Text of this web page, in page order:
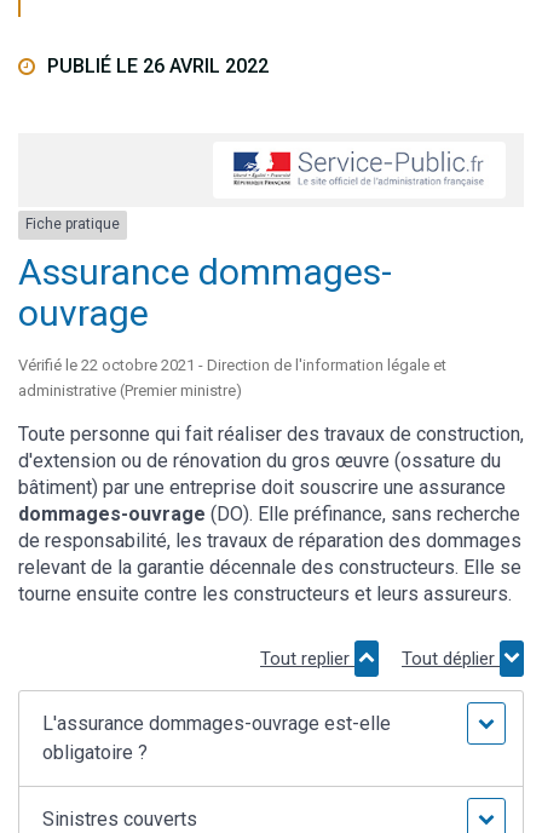
PUBLIÉ LE 26 AVRIL 2022
Fiche pratique
Assurance dommages-
ouvrage
Vérifié le 22 octobre 2021 - Direction de l'information légale et
administrative (Premier ministre)
Toute personne qui fait réaliser des travaux de construction,
d'extension ou de rénovation du gros œuvre (ossature du
bâtiment) par une entreprise doit souscrire une assurance
dommages-ouvrage (DO). Elle préfinance, sans recherche
de responsabilité, les travaux de réparation des dommages
relevant de la garantie décennale des constructeurs. Elle se
tourne ensuite contre les constructeurs et leurs assureurs.
Tout replier Tout déplier
L'assurance dommages-ouvrage est-elle
obligatoire ?
Sinistres couverts